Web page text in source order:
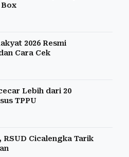
Box
2026 Resmi
Cara Cek
Lebih dari 20
TPPU
RSUD Cicalengka Tarik